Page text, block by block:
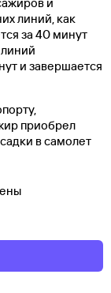
линий, как
за 40 минут
и завершается
приобрел
в самолет